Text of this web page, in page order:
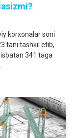
korxonalar soni
tani tashkil etib,
341 taga